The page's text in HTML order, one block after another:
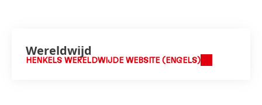
Wereldwijd
HENKELS WERELDWIJDE WEBSITE (ENGELS)